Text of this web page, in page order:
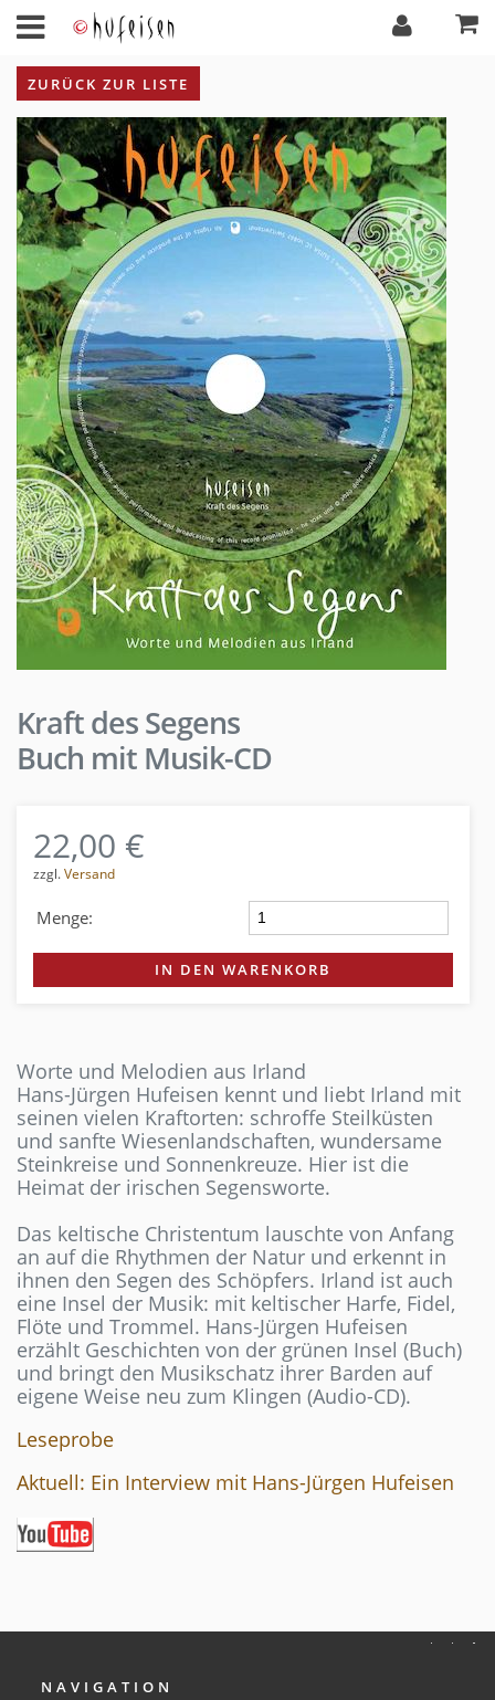
ZURÜCK ZUR LISTE
Kraft des Segens
Buch mit Musik-CD
22,00 €
zzgl.Versand
Menge:
IN DEN WARENKORB
Worte und Melodien aus Irland
Hans-Jürgen Hufeisen kennt und liebt Irland mit
seinen vielen Kraftorten: schroffe Steilküsten
und sanfte Wiesenlandschaften, wundersame
Steinkreise und Sonnenkreuze. Hier ist die
Heimat der irischen Segensworte.
Das keltische Christentum lauschte von Anfang
an auf die Rhythmen der Natur und erkennt in
ihnen den Segen des Schöpfers. Irland ist auch
eine Insel der Musik: mit keltischer Harfe, Fidel,
Flöte und Trommel. Hans-Jürgen Hufeisen
erzählt Geschichten von der grünen Insel (Buch)
und bringt den Musikschatz ihrer Barden auf
eigene Weise neu zum Klingen (Audio-CD).
Leseprobe
Aktuell: Ein Interview mit Hans-Jürgen Hufeisen
NAVIGATION